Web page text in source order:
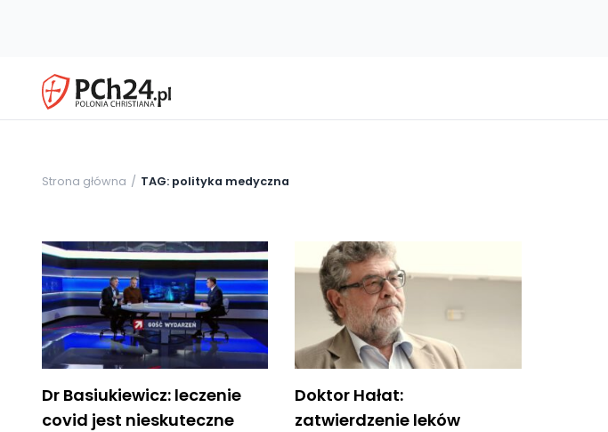
Strona główna TAG: polityka medyczna
Dr Basiukiewicz: leczenie
covid jest nieskuteczne
Doktor Hałat:
zatwierdzenie leków